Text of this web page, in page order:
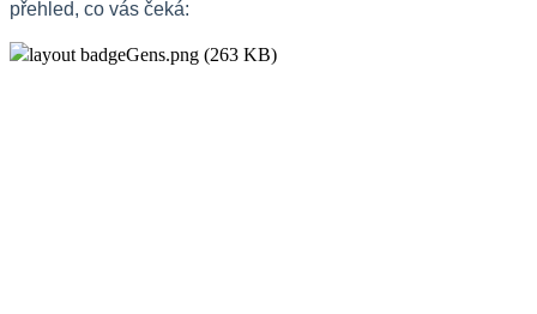
přehled, co vás čeká: